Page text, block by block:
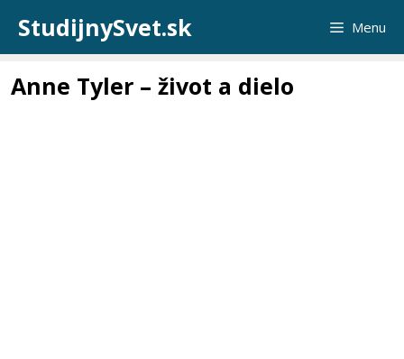
obsah
StudijnySvet.sk Menu
Anne Tyler – život a dielo